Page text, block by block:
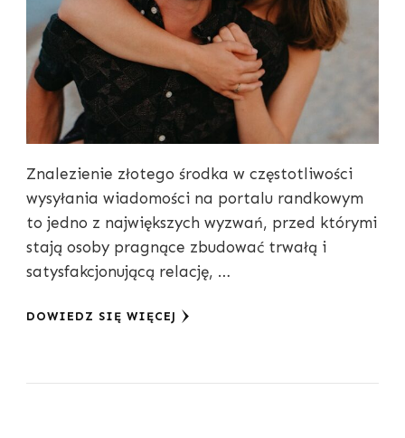
Znalezienie złotego środka w częstotliwości
wysyłania wiadomości na portalu randkowym
to jedno z największych wyzwań, przed którymi
stają osoby pragnące zbudować trwałą i
satysfakcjonującą relację, …
DOWIEDZ SIĘ WIĘCEJ